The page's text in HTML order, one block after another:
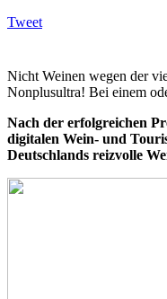
Tweet
Nicht Weinen wegen der
Nonplusultra! Bei einem
Nach der erfolgreichen
digitalen Wein- und
Deutschlands reizvolle